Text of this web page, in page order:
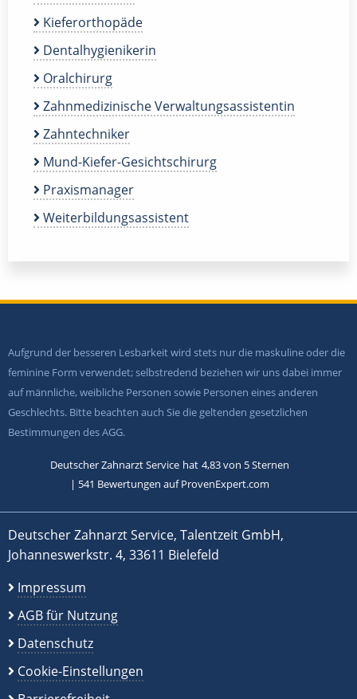
Kieferorthopäde
Dentalhygienikerin
Oralchirurg
Zahnmedizinische Verwaltungsassistentin
Zahntechniker
Mund-Kiefer-Gesichtschirurg
Praxismanager
Weiterbildungsassistent
Aufgrund der besseren Lesbarkeit wird stets nur die maskuline oder die
feminine Form verwendet; selbstredend beziehen wir uns dabei immer
auf männliche, weibliche Personen sowie Personen eines anderen
Geschlechts. Bitte beachten auch Sie die geltenden gesetzlichen
Bestimmungen des AGG.
Deutscher Zahnarzt Service hat 4,83von 5Sternen
| 541 Bewertungen auf ProvenExpert.com
Deutscher Zahnarzt Service, Talentzeit GmbH,
Johanneswerkstr. 4, 33611 Bielefeld
Impressum
AGB für Nutzung
Datenschutz
Cookie-Einstellungen